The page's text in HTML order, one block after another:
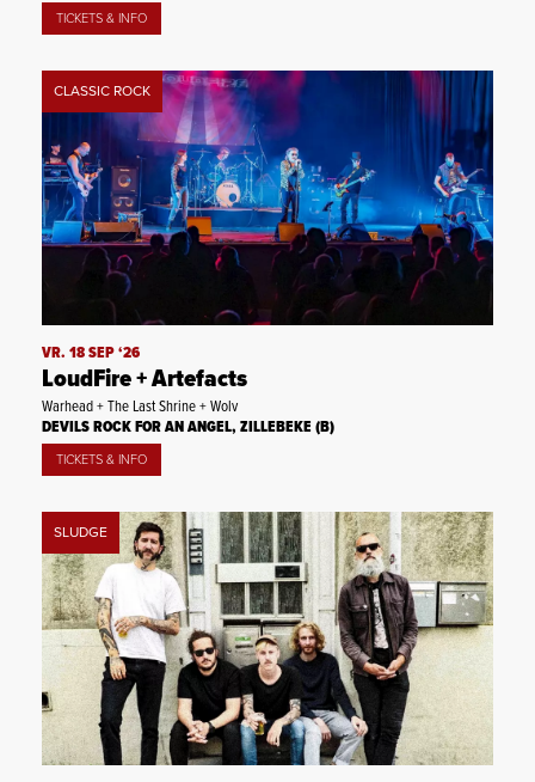
TICKETS & INFO
CLASSIC ROCK
VR. 18 SEP ‘26
LoudFire + Artefacts
Warhead + The Last Shrine + Wolv
DEVILS ROCK FOR AN ANGEL, ZILLEBEKE (B)
TICKETS & INFO
SLUDGE